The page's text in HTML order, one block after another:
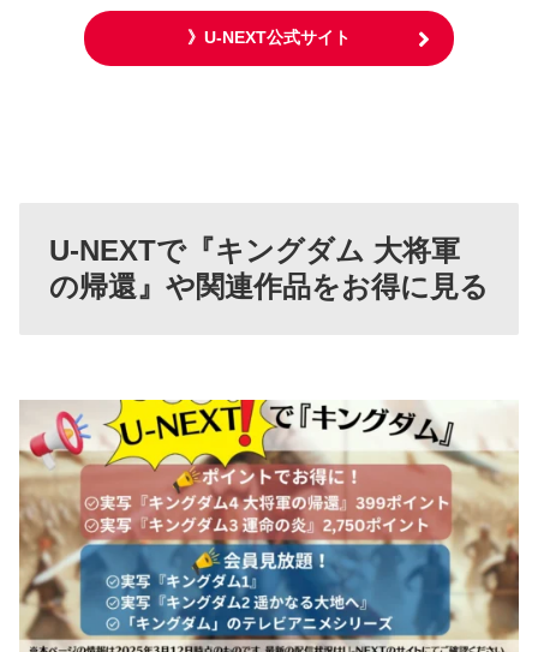
》U-NEXT公式サイト
U-NEXTで『キングダム 大将軍
の帰還』や関連作品をお得に見る